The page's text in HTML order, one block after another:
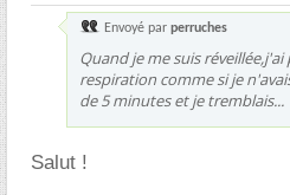
Envoyé par perruches
Quand je me suis
respiration comme si je
de 5 minutes et je tremblais...
Salut !